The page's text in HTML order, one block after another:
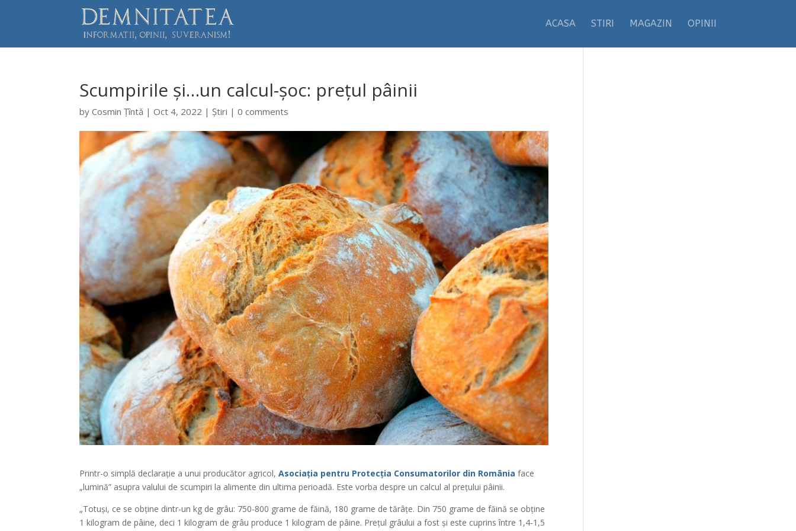
ACASA STIRI MAGAZIN OPINII
Scumpirile și…un calcul-șoc: prețul pâinii
byCosmin Țîntă |Oct 4, 2022 |Știri |0 comments
Printr-o simplă declarație a unui producător agricol,Asociația pentru Protecția Consumatorilor din România face
„lumină” asupra valului de scumpiri la alimente din ultima perioadă. Este vorba despre un calcul al prețului pâinii.
„Totuși, ce se obține dintr-un kg de grâu: 750-800 grame de făină, 180 grame de tărâțe. Din 750 grame de făină se obține
1 kilogram de pâine, deci 1 kilogram de grâu produce 1 kilogram de pâine. Prețul grâului a fost și este cuprins între 1,4-1,5